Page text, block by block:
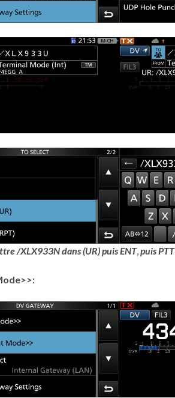
/XLX933Ndans (UR) puis ENT,puis PTT